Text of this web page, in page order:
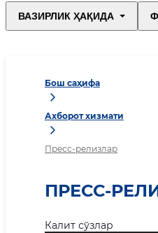
ВАЗИРЛИК ҲАҚИДА
Бош саҳифа
Ахборот хизмати
Пресс-релизлар
ПРЕСС-
Калит сўзлар